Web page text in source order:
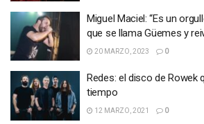
Miguel Maciel: “Es un
que se llama Güemes y
20 MARZO, 2023 0
Redes: el disco de Rowek
tiempo
12 MARZO, 2021 0